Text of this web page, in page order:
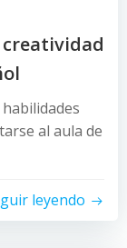
creatividad
al aula de
leyendo